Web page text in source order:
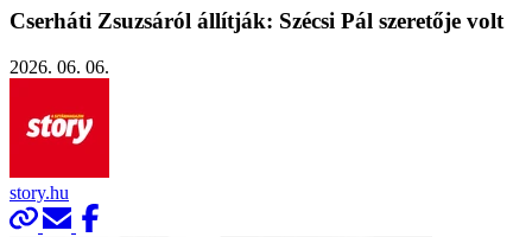
Cserháti Zsuzsáról állítják: Szécsi Pál szeretője volt
2026. 06. 06.
story.hu